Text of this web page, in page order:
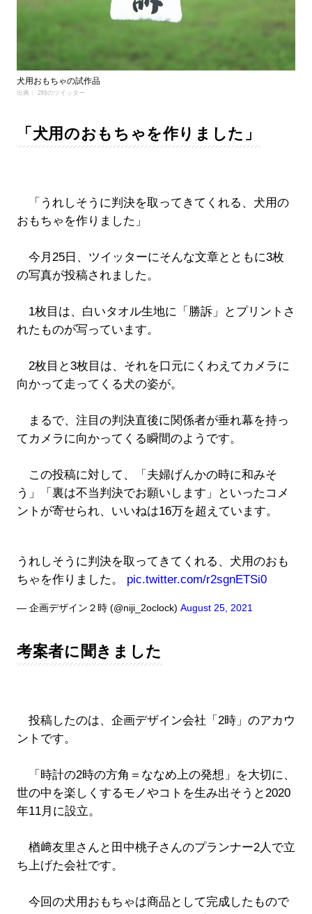
犬用おもちゃの試作品
出典： 2時のツイッター
「犬用のおもちゃを作りました」
「うれしそうに判決を取ってきてくれる、犬用の
おもちゃを作りました」
今月25日、ツイッターにそんな文章とともに3枚
の写真が投稿されました。
1枚目は、白いタオル生地に「勝訴」とプリントさ
れたものが写っています。
2枚目と3枚目は、それを口元にくわえてカメラに
向かって走ってくる犬の姿が。
まるで、注目の判決直後に関係者が垂れ幕を持っ
てカメラに向かってくる瞬間のようです。
この投稿に対して、「夫婦げんかの時に和みそ
う」「裏は不当判決でお願いします」といったコメ
ントが寄せられ、いいねは16万を超えています。
うれしそうに判決を取ってきてくれる、犬用のおも
ちゃを作りました。 pic.twitter.com/r2sgnETSi0
— 企画デザイン２時 (@niji_2oclock) August 25, 2021
考案者に聞きました
投稿したのは、企画デザイン会社「2時」のアカウ
ントです。
「時計の2時の方角＝ななめ上の発想」を大切に、
世の中を楽しくするモノやコトを生み出そうと2020
年11月に設立。
楢﨑友里さんと田中桃子さんのプランナー2人で立
ち上げた会社です。
今回の犬用おもちゃは商品として完成したもので